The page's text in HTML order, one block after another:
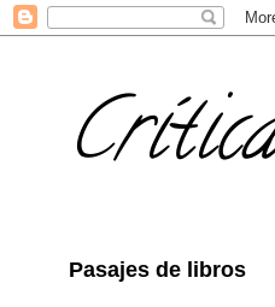
Pasajes de libros